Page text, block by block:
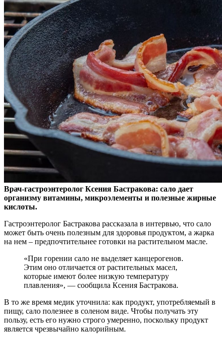
Врач-гастроэнтеролог Ксения Бастракова: сало дает
организму витамины, микроэлементы и полезные жирные
кислоты.
Гастроэнтеролог Бастракова рассказала в интервью, что сало
может быть очень полезным для здоровья продуктом, а жарка
на нем – предпочтительнее готовки на растительном масле.
«При горении сало не выделяет канцерогенов.
Этим оно отличается от растительных масел,
которые имеют более низкую температуру
плавления», — сообщила Ксения Бастракова.
В то же время медик уточнила: как продукт, употребляемый в
пищу, сало полезнее в соленом виде. Чтобы получать эту
пользу, есть его нужно строго умеренно, поскольку продукт
является чрезвычайно калорийным.